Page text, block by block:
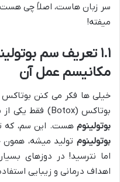
سر زبان هاست، اصلاً چی
میفته!
۱.۱ تعریف سم
مکانیسم عمل آن
خیلی ها فکر می کنن
بوتاکس (Botox) فقط یکی از برندهای تجاری محصولی به اسم
بوتولینوم هست. این سم، که
بوتولینوم تولید میشه،
اما نترسید! در دوزهای
اهداف درمانی و زیبایی